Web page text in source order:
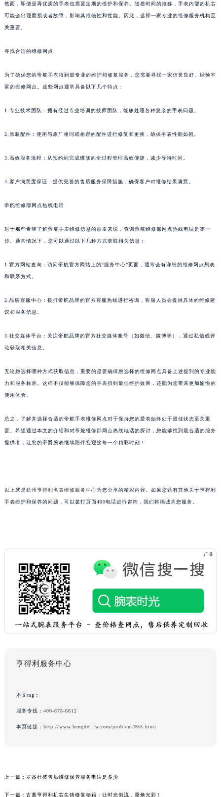
然而，即便是再优质的手表也需要定期的维护和保养。随着时间的推移，手表内部的机芯
可能会出现磨损或者故障，影响其准确性和性能。因此，选择一家专业的维修服务机构至
关重要。
寻找合适的维修网点
为了确保您的帝舵手表得到最专业的维护和修复服务，您需要寻找一家信誉良好、经验丰
富的维修网点。这些网点通常具备以下几个特点：
1.专业技术团队：拥有经过专业培训的技师团队，能够处理各种复杂的手表问题。
2.原装配件：使用与原厂相同或相容的配件进行修复和更换，确保手表性能如初。
3.高效服务流程：从预约到完成维修的全过程管理高效便捷，减少等待时间。
4.客户满意度保证：提供完善的售后服务保障措施，确保客户对维修结果满意。
帝舵维修部网点热线电话
对于那些希望了解帝舵手表维修信息的朋友来说，查询帝舵维修部网点热线电话是第一
步。通常情况下，您可以通过以下几种方式获取相关信息：
1.官方网站查询：访问帝舵官方网站上的“服务中心”页面，通常会有详细的维修网点列表
和联系方式。
2.品牌客服中心：拨打帝舵品牌的官方客服热线进行咨询，客服人员会提供具体的维修建
议和服务信息。
3.社交媒体平台：关注帝舵品牌的官方社交媒体账号（如微信、微博等），通过私信或评
论获取相关信息。
无论您选择哪种方式获取信息，重要的是要确保您选择的维修网点具备上述提到的专业能
力和服务标准。这样不仅能够保障您的手表得到最佳维护效果，还能为您带来更加愉悦的
使用体验。
总之，了解并选择合适的帝舵手表维修网点对于保持您的爱表始终处于最佳状态至关重
要。希望通过本文的介绍和对帝舵维修部网点热线电话的探讨，您能够找到最合适的服务
提供者，让您的帝爵腕表继续陪伴您迎接每一个精彩时刻！
以上就是杭州亨得利名表维修服务中心为您分享的精彩内容。如果您还有其他关于亨得利
手表维护和保养的问题，可以拨打页面400电话进行咨询，我们将竭诚为您服务。
亨得利服务中心
本文tag：
服务专线： 400-878-6612
本页链接： http://www.hengdelifw.com/problem/955.html
上一篇： 罗杰杜彼售后维修保养服务电话是多少
下一篇： 古董亨得利机芯生锈修复秘籍：让时光倒流，重焕光彩！